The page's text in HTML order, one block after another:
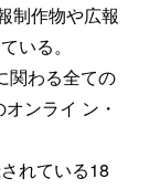
制作物や広報
いる。
関わる全ての
ンライ ン・
れている18